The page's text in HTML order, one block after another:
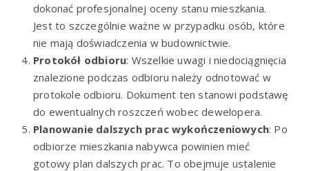
dokonać profesjonalnej oceny stanu mieszkania.
Jest to szczególnie ważne w przypadku osób, które
nie mają doświadczenia w budownictwie.
Protokół odbioru: Wszelkie uwagi i niedociągnięcia
znalezione podczas odbioru należy odnotować w
protokole odbioru. Dokument ten stanowi podstawę
do ewentualnych roszczeń wobec dewelopera.
Planowanie dalszych prac wykończeniowych: Po
odbiorze mieszkania nabywca powinien mieć
gotowy plan dalszych prac. To obejmuje ustalenie